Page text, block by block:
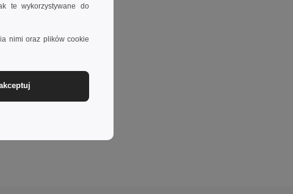
te wykorzystywane do
nimi oraz plików cookie